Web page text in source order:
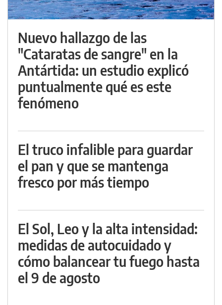
Nuevo hallazgo de las
"Cataratas de sangre" en la
Antártida: un estudio explicó
puntualmente qué es este
fenómeno
El truco infalible para guardar
el pan y que se mantenga
fresco por más tiempo
El Sol, Leo y la alta intensidad:
medidas de autocuidado y
cómo balancear tu fuego hasta
el 9 de agosto